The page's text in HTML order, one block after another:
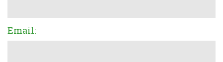
Email: